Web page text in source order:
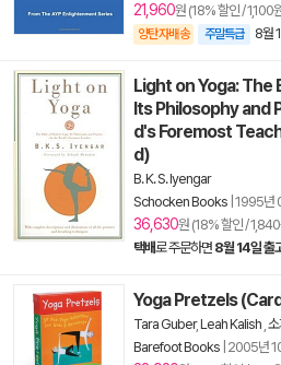
21,960원 (18% 할인 / 1,100
양탄자배송 주말특급 8월
Light on Yoga: The
Its Philosophy and
d's Foremost
d)
B. K. S. Iyengar
Schocken Books 1995년
36,630원 (18% 할인 /
택배로 주문하면 8월 14일 출
Yoga Pretzels
Tara Guber,Leah Kalish
Barefoot Books 2005년